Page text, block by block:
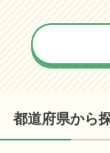
都道府県から